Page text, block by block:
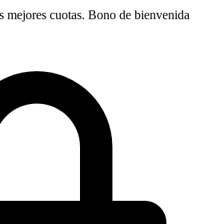
mejores cuotas. Bono de bienvenida